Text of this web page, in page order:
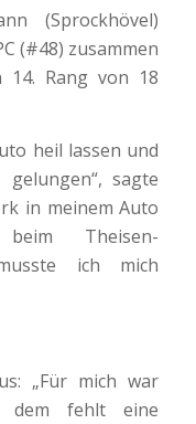
(Sprockhövel)
(#48) zusammen
14. Rang von 18
heil lassen und
sagte
in meinem Auto
Theisen-
ich mich
„Für mich war
dem fehlt eine